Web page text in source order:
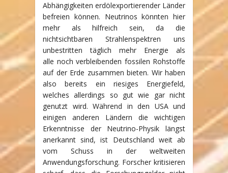
Abhängigkeiten erdölexportierender Länder
befreien können. Neutrinos könnten hier
mehr als hilfreich sein, da die
nichtsichtbaren Strahlenspektren uns
unbestritten täglich mehr Energie als
alle noch verbleibenden fossilen Rohstoffe
auf der Erde zusammen bieten. Wir haben
also bereits ein riesiges Energiefeld,
welches allerdings so gut wie gar nicht
genutzt wird. Während in den USA und
einigen anderen Ländern die wichtigen
Erkenntnisse der Neutrino-Physik längst
anerkannt sind, ist Deutschland weit ab
vom Schuss in der weltweiten
Anwendungsforschung. Forscher kritisieren